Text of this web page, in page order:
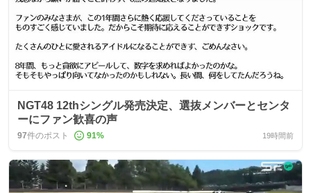
NGT48 12thシングル発売決定、選抜メンバーとセンタ
ーにファン歓喜の声
97件のポスト 91% 19時間前